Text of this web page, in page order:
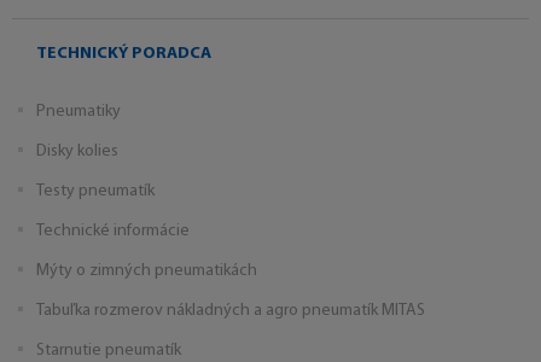
TECHNICKÝ PORADCA
Pneumatiky
Disky kolies
Testy pneumatík
Technické informácie
Mýty o zimných pneumatikách
Tabuľka rozmerov nákladných a agro pneumatík MITAS
Starnutie pneumatík